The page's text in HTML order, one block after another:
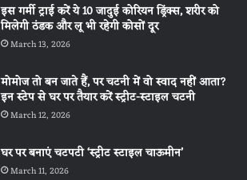
इस गर्मी ट्राई करें ये 10 जादुई कोरियन ड्रिंक्स, शरीर को
मिलेगी ठंडक और लू भी रहेगी कोसों दूर
March 13, 2026
मोमोज तो बन जाते हैं, पर चटनी में वो स्वाद नहीं आता?
इन स्टेप से घर पर तैयार करें स्ट्रीट-स्टाइल चटनी
March 12, 2026
घर पर बनाएं चटपटी ‘स्ट्रीट स्टाइल चाऊमीन’
March 11, 2026